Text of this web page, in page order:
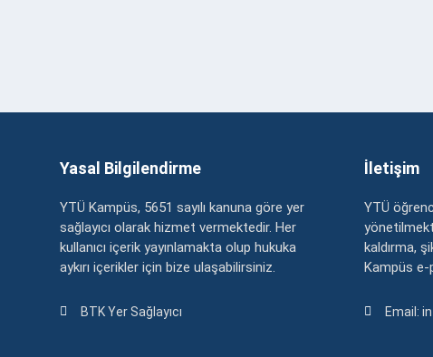
Yasal Bilgilendirme
YTÜ Kampüs, 5651 sayılı kanuna göre yer
sağlayıcı olarak hizmet vermektedir. Her
kullanıcı içerik yayınlamakta olup hukuka
aykırı içerikler için bize ulaşabilirsiniz.
BTK Yer Sağlayıcı
İletişim
YTÜ
kaldırma,
Kampüs
Email: